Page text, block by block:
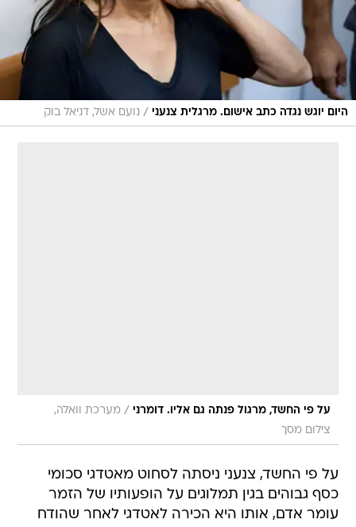
היום יוגש נגדה כתב אישום. מרגלית צנעני / נועם אשל, דניאל בוק
על פי החשד, מרגול פנתה גם אליו. דומרני / מערכת וואלה,
צילום מסך
על פי החשד, צנעני ניסתה לסחוט מאטדגי סכומי
כסף גבוהים בגין תמלוגים על הופעותיו של הזמר
עומר אדם, אותו היא הכירה לאטדגי לאחר שהודח